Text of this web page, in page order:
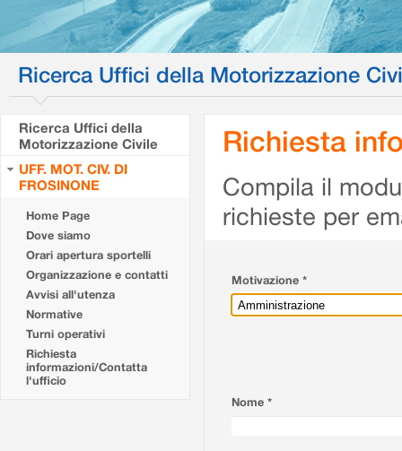
Ricerca Uffici della Motorizzazione
Ricerca Uffici della
Motorizzazione Civile
UFF. MOT. CIV. DI
FROSINONE
Home Page
Dove siamo
Orari apertura sportelli
Organizzazione e contatti
Avvisi all'utenza
Normative
Turni operativi
Richiesta
informazioni/Contatta
l'ufficio
Richiesta
Compila il
richieste per
Motivazione *
Nome *